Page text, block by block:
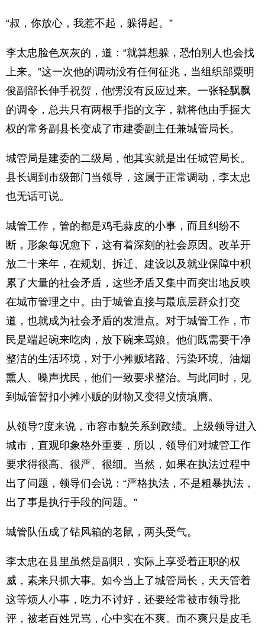
“叔，你放心，我惹不起，躲得起。”
李太忠脸色灰灰的，道：“就算想躲，恐怕别人也会找
上来。”这一次他的调动没有任何征兆，当组织部粟明
俊副部长伸手祝贺，他愣没有反应过来。一张轻飘飘
的调令，总共只有两根手指的文字，就将他由手握大
权的常务副县长变成了市建委副主任兼城管局长。
城管局是建委的二级局，他其实就是出任城管局长。
县长调到市级部门当领导，这属于正常调动，李太忠
也无话可说。
城管工作，管的都是鸡毛蒜皮的小事，而且纠纷不
断，形象每况愈下，这有着深刻的社会原因。改革开
放二十来年，在规划、拆迁、建设以及就业保障中积
累了大量的社会矛盾，这些矛盾又集中而突出地反映
在城市管理之中。由于城管直接与最底层群众打交
道，也就成为社会矛盾的发泄点。对于城管工作，市
民是端起碗来吃肉，放下碗来骂娘。他们既需要干净
整洁的生活环境，对于小摊贩堵路、污染环境、油烟
熏人、噪声扰民，他们一致要求整治。与此同时，见
到城管暂扣小摊小贩的财物又变得义愤填膺。
从领导?度来说，市容市貌关系到政绩。上级领导进入
城市，直观印象格外重要，所以，领导们对城管工作
要求得很高、很严、很细。当然，如果在执法过程中
出了问题，领导们会说：“严格执法，不是粗暴执法，
出了事是执行手段的问题。”
城管队伍成了钻风箱的老鼠，两头受气。
李太忠在县里虽然是副职，实际上享受着正职的权
威，素来只抓大事。如今当上了城管局长，天天管着
这等烦人小事，吃力不讨好，还要经常被市领导批
评，被老百姓咒骂，心中实在不爽。而不爽只是皮毛